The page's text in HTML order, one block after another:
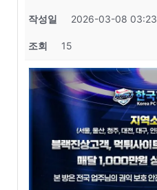
작성일 2026-03-08 03:23
조회 15